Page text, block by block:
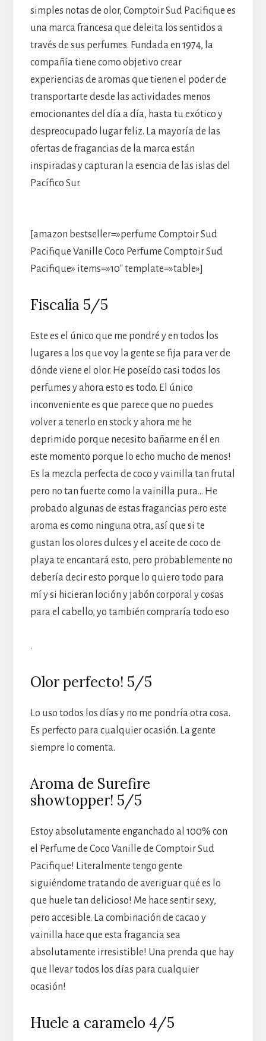
simples notas de olor, Comptoir Sud Pacifique es
una marca francesa que deleita los sentidos a
través de sus perfumes. Fundada en 1974, la
compañía tiene como objetivo crear
experiencias de aromas que tienen el poder de
transportarte desde las actividades menos
emocionantes del día a día, hasta tu exótico y
despreocupado lugar feliz. La mayoría de las
ofertas de fragancias de la marca están
inspiradas y capturan la esencia de las islas del
Pacífico Sur.
[amazon bestseller=»perfume Comptoir Sud
Pacifique Vanille Coco Perfume Comptoir Sud
Pacifique» items=»10″ template=»table»]
Fiscalía 5/5
Este es el único que me pondré y en todos los
lugares a los que voy la gente se fija para ver de
dónde viene el olor. He poseído casi todos los
perfumes y ahora esto es todo. El único
inconveniente es que parece que no puedes
volver a tenerlo en stock y ahora me he
deprimido porque necesito bañarme en él en
este momento porque lo echo mucho de menos!
Es la mezcla perfecta de coco y vainilla tan frutal
pero no tan fuerte como la vainilla pura… He
probado algunas de estas fragancias pero este
aroma es como ninguna otra, así que si te
gustan los olores dulces y el aceite de coco de
playa te encantará esto, pero probablemente no
debería decir esto porque lo quiero todo para
mí y si hicieran loción y jabón corporal y cosas
para el cabello, yo también compraría todo eso
.
Olor perfecto! 5/5
Lo uso todos los días y no me pondría otra cosa.
Es perfecto para cualquier ocasión. La gente
siempre lo comenta.
Aroma de Surefire
showtopper! 5/5
Estoy absolutamente enganchado al 100% con
el Perfume de Coco Vanille de Comptoir Sud
Pacifique! Literalmente tengo gente
siguiéndome tratando de averiguar qué es lo
que huele tan delicioso! Me hace sentir sexy,
pero accesible. La combinación de cacao y
vainilla hace que esta fragancia sea
absolutamente irresistible! Una prenda que hay
que llevar todos los días para cualquier
ocasión!
Huele a caramelo 4/5